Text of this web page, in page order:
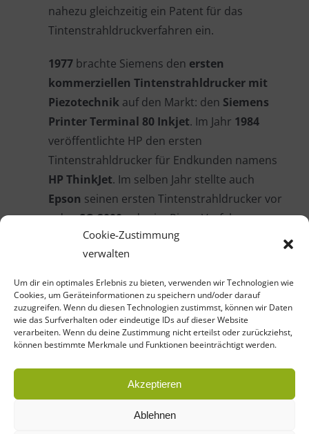
Cookie-Zustimmung
verwalten
Um dir ein optimales Erlebnis zu bieten, verwenden wir Technologien wie
Cookies, um Geräteinformationen zu speichern und/oder darauf
zuzugreifen. Wenn du diesen Technologien zustimmst, können wir Daten
wie das Surfverhalten oder eindeutige IDs auf dieser Website
verarbeiten. Wenn du deine Zustimmung nicht erteilst oder zurückziehst,
können bestimmte Merkmale und Funktionen beeinträchtigt werden.
Akzeptieren
Ablehnen
nahezu gleichzeitig ein Patent für das
Tintenstrahldruckverfahren ein.
1977 brachte Siemens den ersten
kommerziellen Tintenstrahldrucker mit
Piezotechnik auf den Markt: den Siemens
Printer Terminal 80 Inkjet. Im Jahr 1984
veröffentlichte HP den ersten
Tintenstrahldrucker für Endkunden namens
HP ThinkJet. Im selben Jahr stellte auch
Epson seinen ersten Tintenstrahldrucker vor
– denSQ 2000– der im Piezo-Verfahren
Tröpfchen verschoss.
ersten farbigen Tintenstrahldrucker
heraus. Und im Jahr1988erschien dererste
Tintenstrahldrucker für den Massenmarkt,
genanntHP Deskjet.